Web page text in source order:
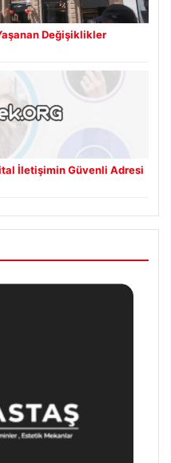
Değişiklikler
İletişimin Güvenli Adresi